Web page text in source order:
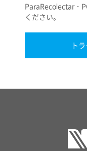
ParaRecolectar・
ください。
ト